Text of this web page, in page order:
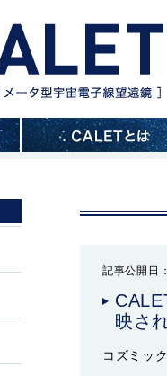
記事公開日
映さ
コズミッ